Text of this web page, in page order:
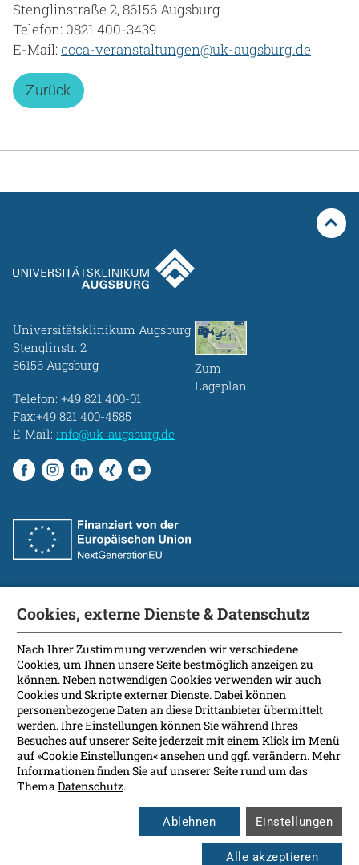
Stenglinstraße 2, 86156 Augsburg
Telefon: 0821 400-3439
E-Mail:ccca-veranstaltungen@uk-augsburg.de
Zurück
Universitätsklinikum Augsburg
Stenglinstr. 2
86156 Augsburg
Telefon: +49 821 400-01
Fax:+49 821 400-4585
E-Mail: info@uk-augsburg.de
Zum
Lageplan
Fakultät
International Patients
Kontakt
Presse
Soziale Medien
Barrierefreiheit
Datenschutz
Impressum
Cookies, externe Dienste & Datenschutz
Nach Ihrer Zustimmung verwenden wir verschiedene
Cookies, um Ihnen unsere Seite bestmöglich anzeigen zu
können. Neben notwendigen Cookies verwenden wir auch
Cookies und Skripte externer Dienste. Dabei können
personenbezogene Daten an diese Drittanbieter übermittelt
werden. Ihre Einstellungen können Sie während Ihres
Besuches auf unserer Seite jederzeit mit einem Klick im Menü
auf »Cookie Einstellungen« ansehen und ggf. verändern. Mehr
Informationen finden Sie auf unserer Seite rund um das
ThemaDatenschutz.
Ablehnen Einstellungen
Alle akzeptieren